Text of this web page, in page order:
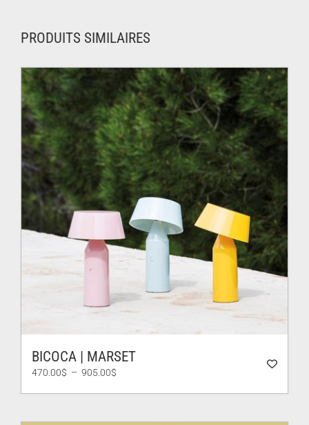
PRODUITS SIMILAIRES
BICOCA | MARSET
470.00$ – 905.00$